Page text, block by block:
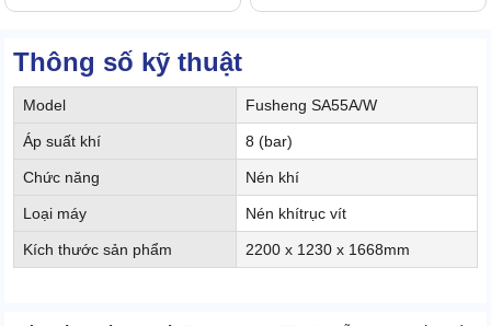
Thông số kỹ thuật
Model Fusheng SA55A/W
Áp suất khí 8 (bar)
Chức năng Nén khí
Loại máy Nén khítrục vít
Kích thước sản phẩm 2200 x 1230 x 1668mm